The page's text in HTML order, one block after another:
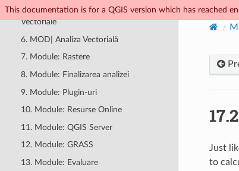
This documentation is for a QGIS version which has reached
5. Module: Crearea Datelor
Vectoriale
6. MOD| Analiza Vectorială
7. Module: Rastere
8. Module: Finalizarea analizei
9. Module: Plugin-uri
10. Module: Resurse Online
11. Module: QGIS Server
12. Module: GRASS
13. Module: Evaluare
Just
to